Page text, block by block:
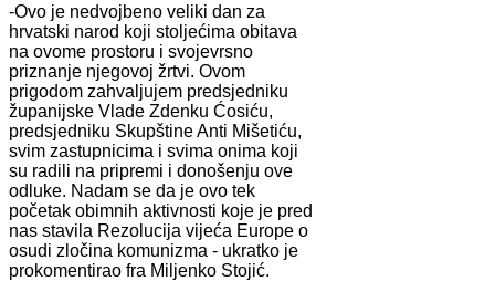
-Ovo je nedvojbeno veliki dan za
hrvatski narod koji stoljećima obitava
na ovome prostoru i svojevrsno
priznanje njegovoj žrtvi. Ovom
prigodom zahvaljujem predsjedniku
županijske Vlade Zdenku Ćosiću,
predsjedniku Skupštine Anti Mišetiću,
svim zastupnicima i svima onima koji
su radili na pripremi i donošenju ove
odluke. Nadam se da je ovo tek
početak obimnih aktivnosti koje je pred
nas stavila Rezolucija vijeća Europe o
osudi zločina komunizma - ukratko je
prokomentirao fra Miljenko Stojić.